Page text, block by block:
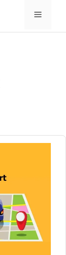
MENÜ